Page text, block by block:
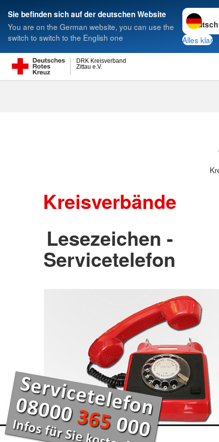
Sie befinden sich auf der deutschen Website
You are on the German website, you can use the
switch to switch to the English one
Sprache
Alles klar
Zittau e.V.
DRK Kreisverband
Suche
Kreisverbände
Lesezeichen -
Servicetelefon